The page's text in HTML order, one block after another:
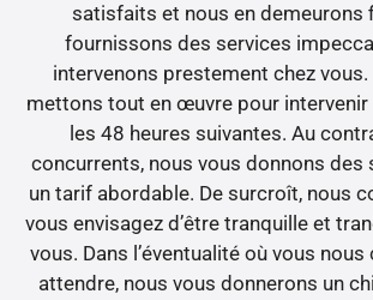
satisfaits et nous en demeurons
fournissons des services
intervenons prestement chez vous.
mettons tout en œuvre pour intervenir
les 48 heures suivantes. Au
concurrents, nous vous donnons des
un tarif abordable. De surcroît, nous
vous envisagez d’être tranquille et
vous. Dans l’éventualité où vous
attendre, nous vous donnerons un